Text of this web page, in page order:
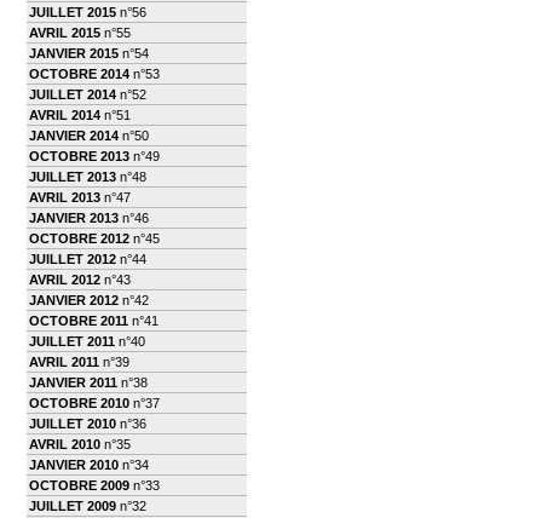
JUILLET 2015 n°56
AVRIL 2015 n°55
JANVIER 2015 n°54
OCTOBRE 2014 n°53
JUILLET 2014 n°52
AVRIL 2014 n°51
JANVIER 2014 n°50
OCTOBRE 2013 n°49
JUILLET 2013 n°48
AVRIL 2013 n°47
JANVIER 2013 n°46
OCTOBRE 2012 n°45
JUILLET 2012 n°44
AVRIL 2012 n°43
JANVIER 2012 n°42
OCTOBRE 2011 n°41
JUILLET 2011 n°40
AVRIL 2011 n°39
JANVIER 2011 n°38
OCTOBRE 2010 n°37
JUILLET 2010 n°36
AVRIL 2010 n°35
JANVIER 2010 n°34
OCTOBRE 2009 n°33
JUILLET 2009 n°32